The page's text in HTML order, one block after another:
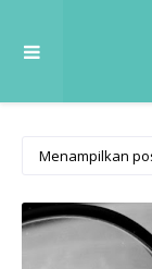
Menampilkan